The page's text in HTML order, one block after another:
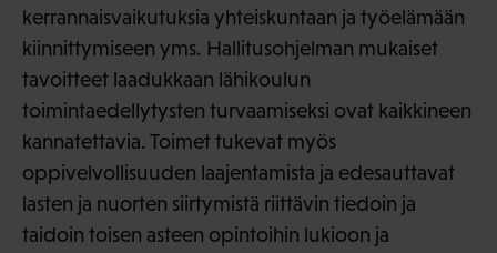
kerrannaisvaikutuksia yhteiskuntaan ja työelämään
kiinnittymiseen yms. Hallitusohjelman mukaiset
tavoitteet laadukkaan lähikoulun
toimintaedellytysten turvaamiseksi ovat kaikkineen
kannatettavia. Toimet tukevat myös
oppivelvollisuuden laajentamista ja edesauttavat
lasten ja nuorten siirtymistä riittävin tiedoin ja
taidoin toisen asteen opintoihin lukioon ja